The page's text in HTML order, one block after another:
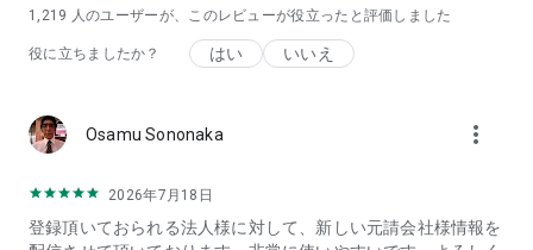
1,219 人のユーザーが、このレビューが役立ったと評価しました
役に立ちましたか？ はい いいえ
Osamu Sononaka more_vert
2026年7月18日
登録頂いておられる法人様に対して、新しい元請会社様情報を